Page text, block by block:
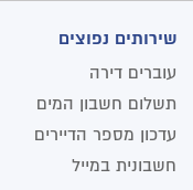
שירותים נפוצים
עוברים דירה
תשלום חשבון המים
עדכון מספר הדיירים
חשבונית במייל